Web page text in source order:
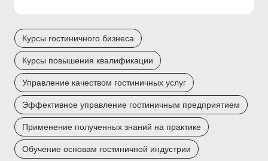
Курсы гостиничного бизнеса
Курсы повышения квалификации
Управление качеством гостиничных услуг
Эффективное управление гостиничным предприятием
Применение полученных знаний на практике
Обучение основам гостиничной индустрии